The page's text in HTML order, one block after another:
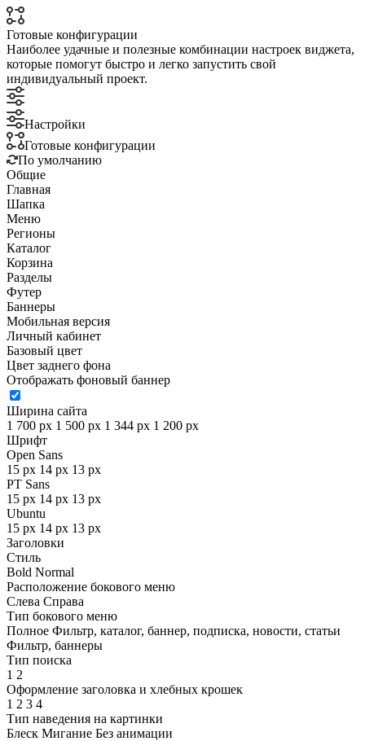
Готовые конфигурации
Наиболее удачные и полезные комбинации настроек виджета,
которые помогут быстро и легко запустить свой
индивидуальный проект.
Настройки
Готовые конфигурации
По умолчанию
Общие
Главная
Шапка
Меню
Регионы
Каталог
Корзина
Разделы
Футер
Баннеры
Мобильная версия
Личный кабинет
Базовый цвет
Цвет заднего фона
Отображать фоновый баннер
Ширина сайта
1 700 px 1 500 px 1 344 px 1 200 px
Шрифт
Open Sans
15 px 14 px 13 px
PT Sans
15 px 14 px 13 px
Ubuntu
15 px 14 px 13 px
Заголовки
Стиль
Bold Normal
Расположение бокового меню
Слева Справа
Тип бокового меню
Полное Фильтр, каталог, баннер, подписка, новости, статьи
Фильтр, баннеры
Тип поиска
1 2
Оформление заголовка и хлебных крошек
1 2 3 4
Тип наведения на картинки
Блеск Мигание Без анимации